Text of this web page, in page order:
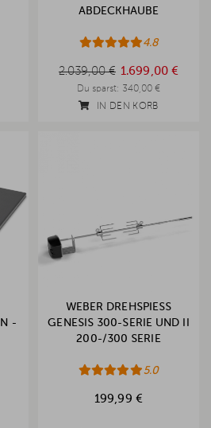
ABDECKHAUBE
4.8
2.039,00 € 1.699,00 €
Du sparst: 340,00 €
IN DEN KORB
-
WEBER DREHSPIESS G
ENESIS 300-SERIE UND II 2
00-/300 SERIE
5.0
199,99 €